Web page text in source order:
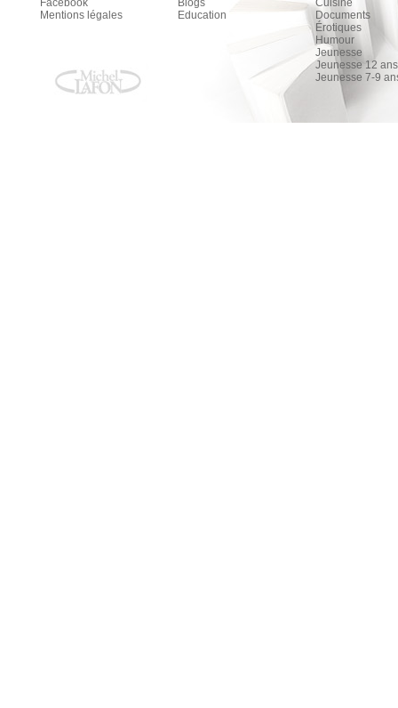
Facebook
Mentions légales
Blogs
Education
Cuisine
Documents
Érotiques
Humour
Jeunesse
Jeunesse 12
Jeunesse 7-9